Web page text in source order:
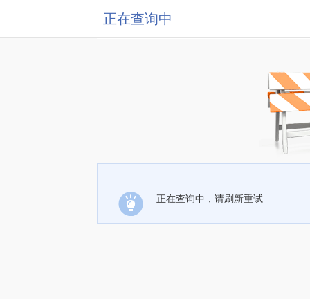
正在查询中
正在查询中，请刷新重试